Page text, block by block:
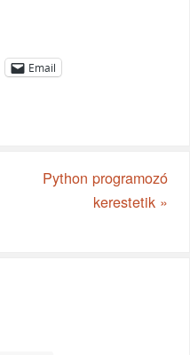
Email
Python programozó
kerestetik »